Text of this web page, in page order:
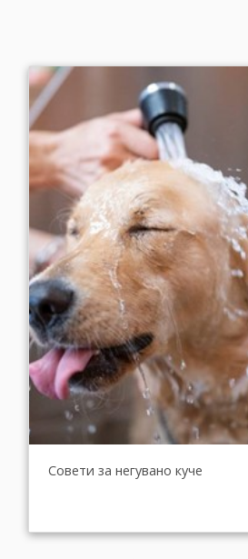
Совети за негувано куче